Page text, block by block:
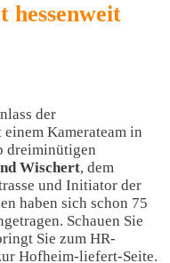
hessenweit
der
Kamerateam in
dreiminütigen
Wischert, dem
und Initiator der
haben sich schon 75
Schauen Sie
Sie zum HR-
Hofheim-liefert-Seite.